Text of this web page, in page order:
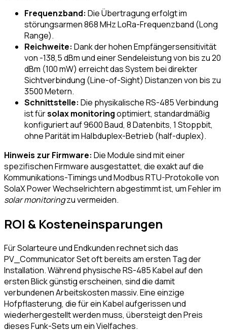
Frequenzband: Die Übertragung erfolgt im
störungsarmen 868 MHz LoRa-Frequenzband (Long
Range).
Reichweite: Dank der hohen Empfängersensitivität
von -138,5 dBm und einer Sendeleistung von bis zu 20
dBm (100 mW) erreicht das System bei direkter
Sichtverbindung (Line-of-Sight) Distanzen von bis zu
3500 Metern.
Schnittstelle: Die physikalische RS-485 Verbindung
ist fürsolax monitoringoptimiert, standardmäßig
konfiguriert auf 9600 Baud, 8 Datenbits, 1 Stoppbit,
ohne Parität im Halbduplex-Betrieb (half-duplex).
Hinweis zur Firmware: Die Module sind mit einer
spezifischen Firmware ausgestattet, die exakt auf die
Kommunikations-Timings und Modbus RTU-Protokolle von
SolaX Power Wechselrichtern abgestimmt ist, um Fehler im
solar monitoringzu vermeiden.
ROI & Kosteneinsparungen
Für Solarteure und Endkunden rechnet sich das
PV_Communicator Set oft bereits am ersten Tag der
Installation. Während physische RS-485 Kabel auf den
ersten Blick günstig erscheinen, sind die damit
verbundenen Arbeitskosten massiv. Eine einzige
Hofpflasterung, die für ein Kabel aufgerissen und
wiederhergestellt werden muss, übersteigt den Preis
dieses Funk-Sets um ein Vielfaches.